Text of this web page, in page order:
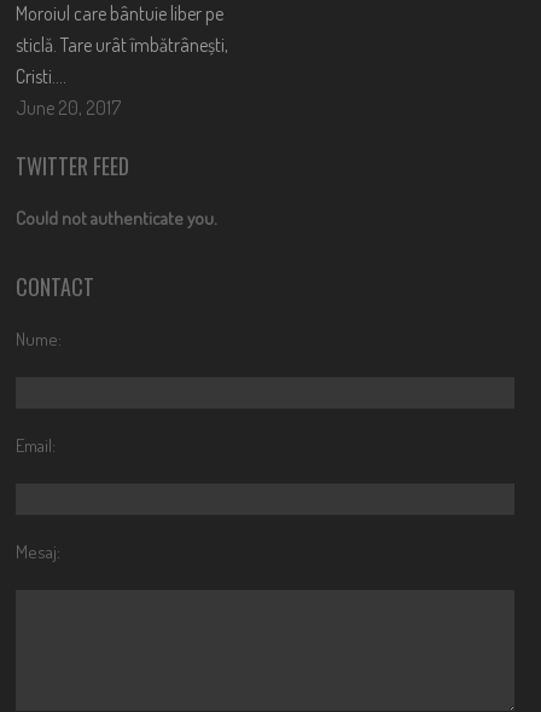
Moroiul care bântuie liber pe
sticlă. Tare urât îmbătrânești,
Cristi….
June 20, 2017
TWITTER FEED
Could not authenticate you.
CONTACT
Nume:
Email:
Mesaj: